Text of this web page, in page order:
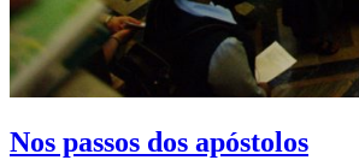
Nos passos dos apóstolos